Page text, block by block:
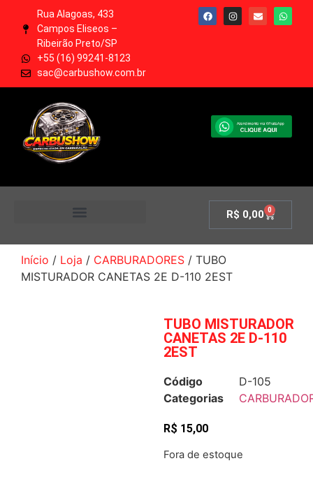
Rua Alagoas, 433
Campos Eliseos –
Ribeirão Preto/SP
+55 (16) 99241-8123
sac@carbushow.com.br
R$ 0,00 0
Início / Loja / CARBURADORES / TUBO
MISTURADOR CANETAS 2E D-110 2EST
TUBO MISTURADOR
CANETAS 2E D-110
2EST
Código
D-105
Categorias
R$ 15,00
Fora de estoque